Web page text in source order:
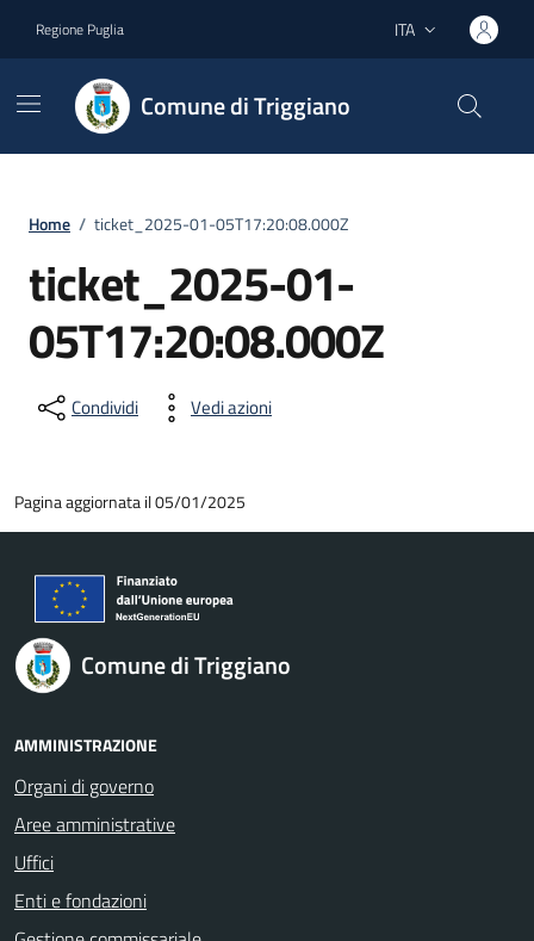
Regione Puglia Lingua attiva:
ITA
Comune di Triggiano
Home / ticket_2025-01-05T17:20:08.000Z
ticket_2025-01-
05T17:20:08.000Z
Condividi Vedi azioni
Pagina aggiornata il 05/01/2025
Comune di Triggiano
AMMINISTRAZIONE
Organi di governo
Aree amministrative
Uffici
Enti e fondazioni